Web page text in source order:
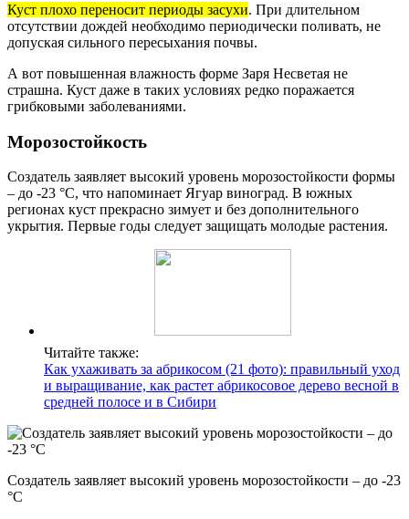
Куст плохо переносит периоды засухи. При длительном
отсутствии дождей необходимо периодически поливать, не
допуская сильного пересыхания почвы.
А вот повышенная влажность форме Заря Несветая не
страшна. Куст даже в таких условиях редко поражается
грибковыми заболеваниями.
Морозостойкость
Создатель заявляет высокий уровень морозостойкости формы
– до -23 °С, что напоминает Ягуар виноград. В южных
регионах куст прекрасно зимует и без дополнительного
укрытия. Первые годы следует защищать молодые растения.
Читайте также:
Как ухаживать за абрикосом (21 фото): правильный уход
и выращивание, как растет абрикосовое дерево весной в
средней полосе и в Сибири
Создатель заявляет высокий уровень морозостойкости – до -23
°С